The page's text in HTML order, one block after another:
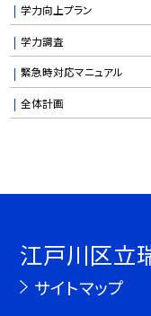
学力向上プラン
学力調査
緊急時対応マニュアル
全体計画
江戸川区立
サイトマップ